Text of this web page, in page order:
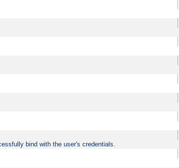
bind with the user's credentials.